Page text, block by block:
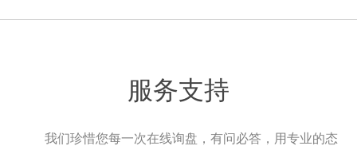
服务支持
我们珍惜您每一次在线询盘，有问必答，用专业的态